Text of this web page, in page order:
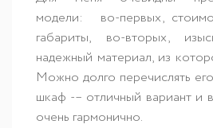
модели: во-первых,
габариты, во-вторых,
надежный материал, из
Можно долго перечислять
шкаф -– отличный вариант и
очень гармонично.